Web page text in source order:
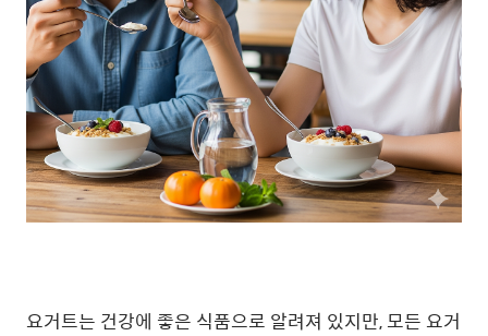
요거트는 건강에 좋은 식품으로 알려져 있지만, 모든 요거